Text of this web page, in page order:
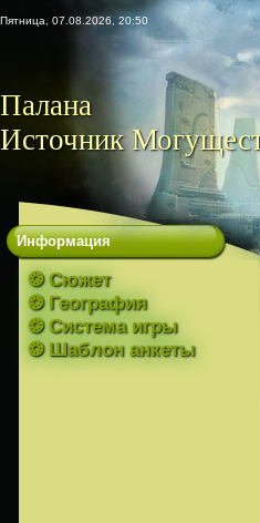
Пятница, 07.08.2026, 20:50
Палана
Источник
Информация
❂ Сюжет
❂ География
❂ Система игры
❂ Шаблон анкеты